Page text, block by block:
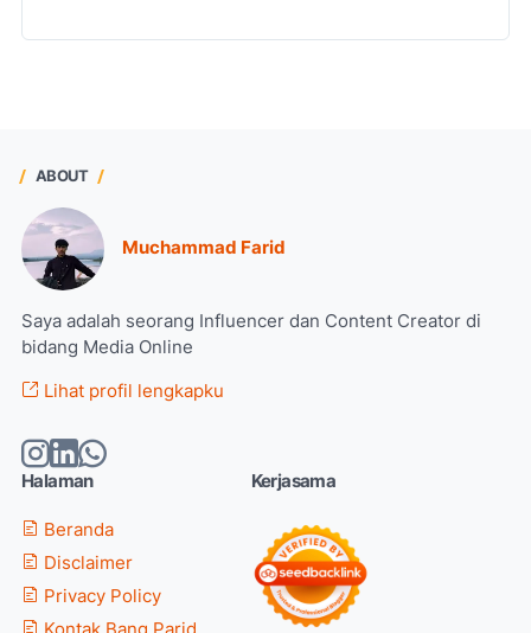
ABOUT
Muchammad Farid
Saya adalah seorang Influencer dan Content Creator di
bidang Media Online
Lihat profil lengkapku
Halaman
Beranda
Disclaimer
Privacy Policy
Kerjasama